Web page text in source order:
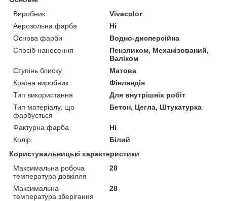
Виробник
Vivacolor
Аерозольна фарба
Ні
Основа фарби
Водно-дисперсійна
Спосіб нанесення
Пензликом, Механізований,
Валіком
Ступінь блиску
Матова
Країна виробник
Фінляндія
Тип використання
Для внутрішніх робіт
Тип матеріалу, що
фарбується
Бетон, Цегла, Штукатурка
Фактурна фарба
Ні
Колір
Білий
Користувальницькі характеристики
Максимальна робоча
температура довкілля
28
Максимальна
температура зберігання
28